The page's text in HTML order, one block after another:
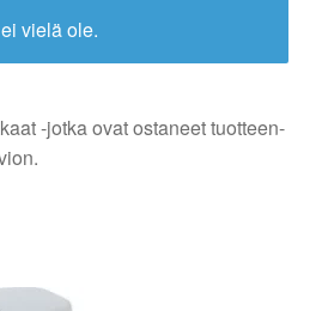
vielä ole.
-jotka ovat ostaneet tuotteen-